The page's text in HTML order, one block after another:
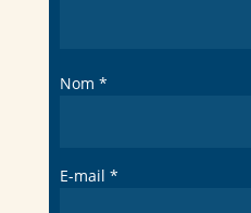
Nom *
E-mail *